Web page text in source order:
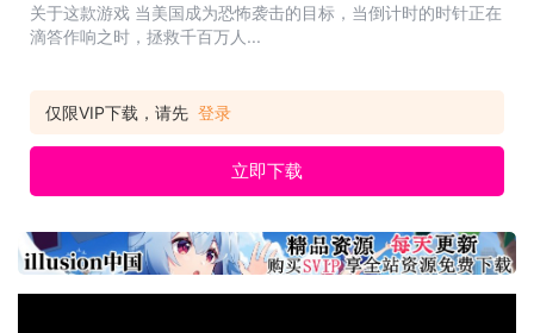
关于这款游戏 当美国成为恐怖袭击的目标，当倒计时的时针正在
滴答作响之时，拯救千百万人...
仅限VIP下载，请先 登录
立即下载